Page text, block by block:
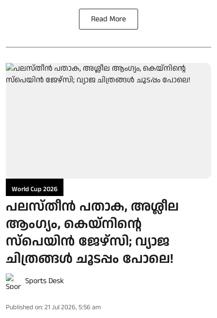
Read More
World Cup 2026
പലസ്തീൻ പതാക, അശ്ലീല
ആംഗ്യം, കെയ്‌നിന്റെ
സ്‌പെയിൻ ജേഴ്‌സി; വ്യാജ
ചിത്രങ്ങൾ ചൂടപ്പം പോലെ!
Sports Desk
Published on: 21 Jul 2026, 5:56 am